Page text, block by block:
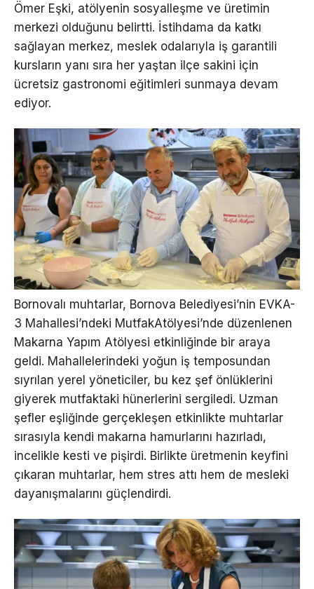
Ömer Eşki, atölyenin sosyalleşme ve üretimin
merkezi olduğunu belirtti. İstihdama da katkı
sağlayan merkez, meslek odalarıyla iş garantili
kursların yanı sıra her yaştan ilçe sakini için
ücretsiz gastronomi eğitimleri sunmaya devam
ediyor.
Bornovalı muhtarlar, Bornova Belediyesi’nin EVKA-
3 Mahallesi’ndeki MutfakAtölyesi’nde düzenlenen
Makarna Yapım Atölyesi etkinliğinde bir araya
geldi. Mahallelerindeki yoğun iş temposundan
sıyrılan yerel yöneticiler, bu kez şef önlüklerini
giyerek mutfaktaki hünerlerini sergiledi. Uzman
şefler eşliğinde gerçekleşen etkinlikte muhtarlar
sırasıyla kendi makarna hamurlarını hazırladı,
incelikle kesti ve pişirdi. Birlikte üretmenin keyfini
çıkaran muhtarlar, hem stres attı hem de mesleki
dayanışmalarını güçlendirdi.